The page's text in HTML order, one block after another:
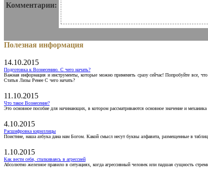
Комментарии:
Полезная информация
14.10.2015
Подготовка к Вознесению. С чего начать?
Важная информация и инструменты, которые можно применять сразу сейчас! Попробуйте все,
Статья Лизы Ренее С чего начать?
11.10.2015
Что такое Вознесение?
Это основное пособие для начинающих, в котором рассматриваются основное значение и
4.10.2015
Расшифровка кириллицы
Поистине, наша азбука дана нам Богом. Какой смысл несут буквы алфавита, размещенные в
1.10.2015
Как вести себя, сталкиваясь в агрессией
Абсолютно железное правило в ситуациях, когда агрессивный человек или падшая сущность